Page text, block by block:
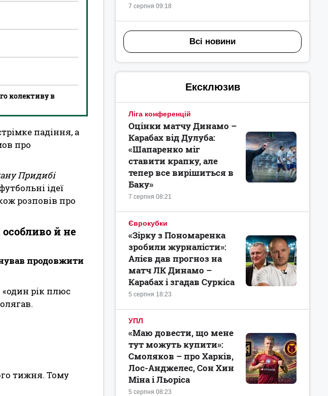
колективу в
падіння, а
про
Придибі
ідеї
розповів про
й не
продовжити
«один рік плюс
тижня. Тому
7 серпня 09:18
Всі новини
Ексклюзив
Ліга конференцій
7 серпня 08:21
Оцінки матчу Динамо –
Карабах від Дулуба:
«Шапаренко міг
ставити крапку, але
тепер все вирішиться в
Баку»
Єврокубки
5 серпня 18:23
«Зірку з Пономаренка
зробили журналісти»:
Алієв дав прогноз на
матч ЛК Динамо –
Карабах і згадав Суркіса
УПЛ
5 серпня 08:23
«Маю довести, що мене
тут можуть купити»:
Смоляков – про Харків,
Лос-Анджелес, Сон Хин
Міна і Льоріса